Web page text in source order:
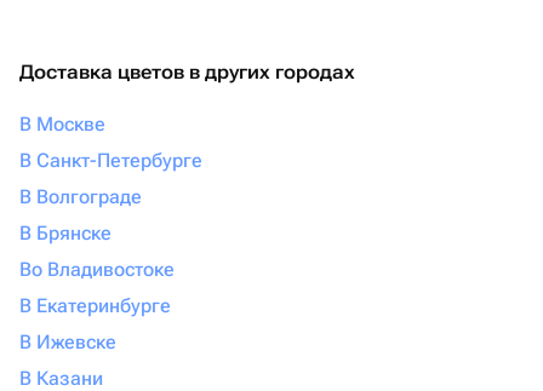
Доставка цветов в других городах
В Москве
В Санкт-Петербурге
В Волгограде
В Брянске
Во Владивостоке
В Екатеринбурге
В Ижевске
В Казани